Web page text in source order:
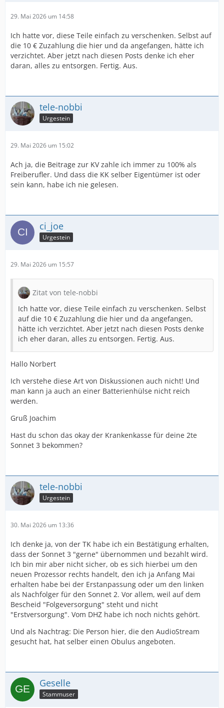
29. Mai 2026 um 14:58
Ich hatte vor, diese Teile einfach zu verschenken. Selbst auf
die 10 € Zuzahlung die hier und da angefangen, hätte ich
verzichtet. Aber jetzt nach diesen Posts denke ich eher
daran, alles zu entsorgen. Fertig. Aus.
tele-nobbi
Urgestein
29. Mai 2026 um 15:02
Ach ja, die Beitrage zur KV zahle ich immer zu 100% als
Freiberufler. Und dass die KK selber Eigentümer ist oder
sein kann, habe ich nie gelesen.
ci_joe
Urgestein
29. Mai 2026 um 15:57
Zitat von tele-nobbi
Ich hatte vor, diese Teile einfach zu verschenken. Selbst
auf die 10 € Zuzahlung die hier und da angefangen,
hätte ich verzichtet. Aber jetzt nach diesen Posts denke
ich eher daran, alles zu entsorgen. Fertig. Aus.
Hallo Norbert
Ich verstehe diese Art von Diskussionen auch nicht! Und
man kann ja auch an einer Batterienhülse nicht reich
werden.
Gruß Joachim
Hast du schon das okay der Krankenkasse für deine 2te
Sonnet 3 bekommen?
tele-nobbi
Urgestein
30. Mai 2026 um 13:36
Ich denke ja, von der TK habe ich ein Bestätigung erhalten,
dass der Sonnet 3 "gerne" übernommen und bezahlt wird.
Ich bin mir aber nicht sicher, ob es sich hierbei um den
neuen Prozessor rechts handelt, den ich ja Anfang Mai
erhalten habe bei der Erstanpassung oder um den linken
als Nachfolger für den Sonnet 2. Vor allem, weil auf dem
Bescheid "Folgeversorgung" steht und nicht
"Erstversorgung". Vom DHZ habe ich noch nichts gehört.
Und als Nachtrag: Die Person hier, die den AudioStream
gesucht hat, hat selber einen Obulus angeboten.
Geselle
Stammuser